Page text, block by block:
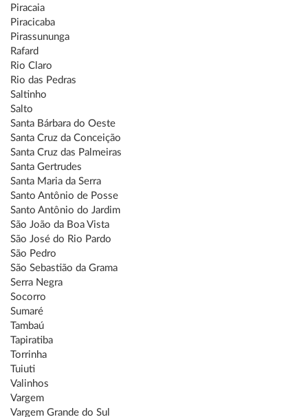
Piracaia
Piracicaba
Pirassununga
Rafard
Rio Claro
Rio das Pedras
Saltinho
Salto
Santa Bárbara do Oeste
Santa Cruz da Conceição
Santa Cruz das Palmeiras
Santa Gertrudes
Santa Maria da Serra
Santo Antônio de Posse
Santo Antônio do Jardim
São João da Boa Vista
São José do Rio Pardo
São Pedro
São Sebastião da Grama
Serra Negra
Socorro
Sumaré
Tambaú
Tapiratiba
Torrinha
Tuiuti
Valinhos
Vargem
Vargem Grande do Sul